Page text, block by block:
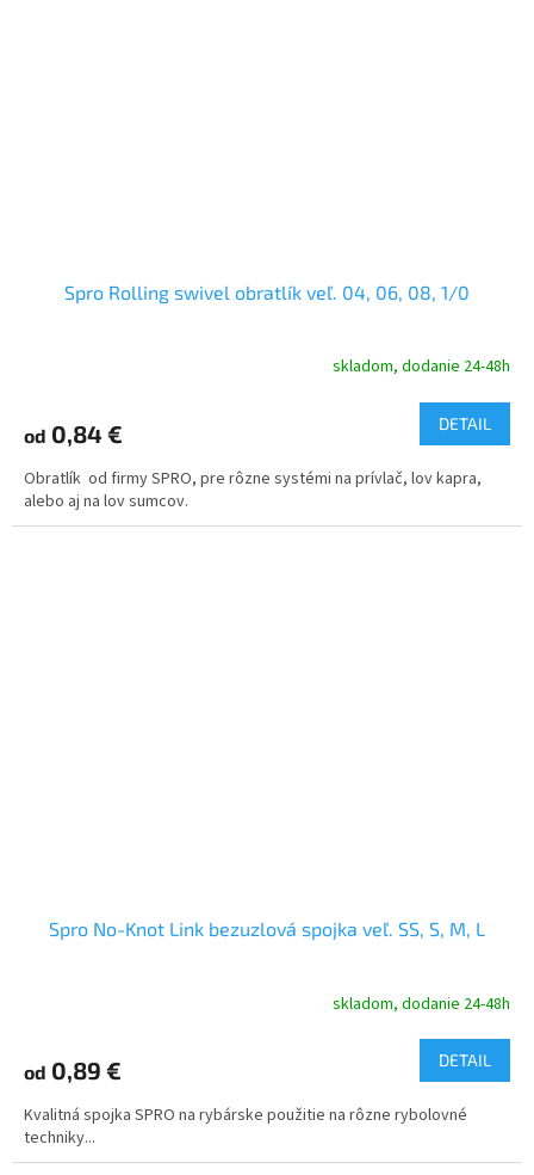
Spro Rolling swivel obratlík veľ. 04, 06, 08, 1/0
skladom, dodanie 24-48h
od 0,84 € DETAIL
Obratlík od firmy SPRO, pre rôzne systémi na prívlač, lov kapra,
alebo aj na lov sumcov.
Spro No-Knot Link bezuzlová spojka veľ. SS, S, M, L
skladom, dodanie 24-48h
od 0,89 € DETAIL
Kvalitná spojka SPRO na rybárske použitie na rôzne rybolovné
techniky...